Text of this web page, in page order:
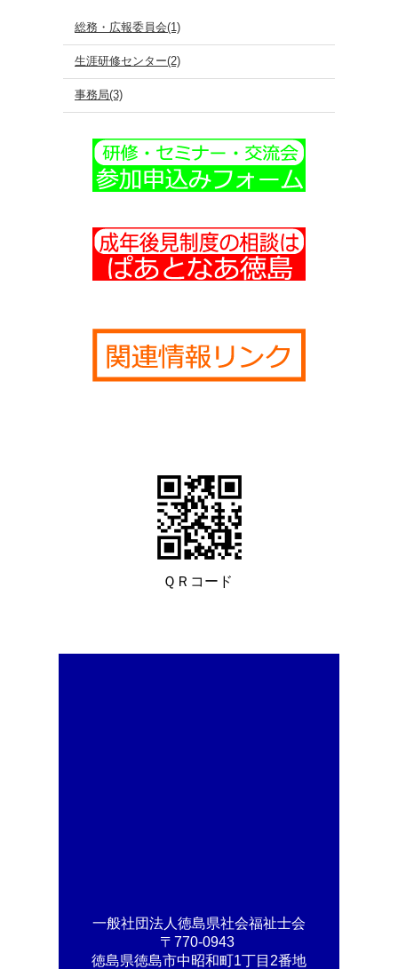
総務・広報委員会(1)
生涯研修センター(2)
事務局(3)
ＱＲコード
一般社団法人 徳島県社会福祉士会
〒770-0943
徳島県徳島市中昭和町1丁目2番地